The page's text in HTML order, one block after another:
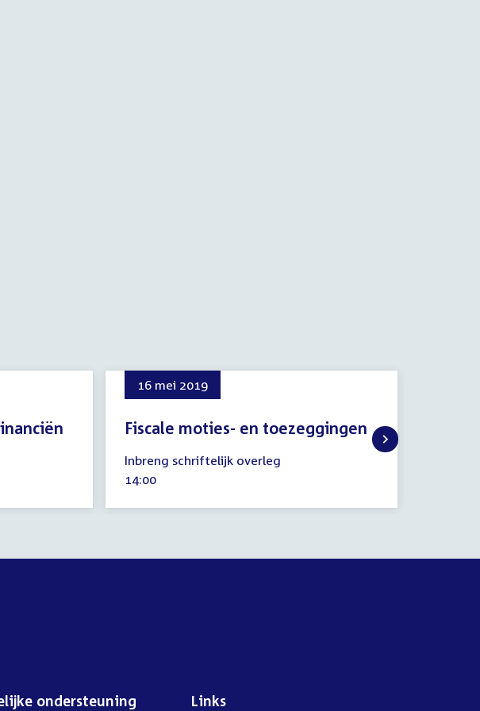
16 mei 2019
Fiscale moties- en toezeggingen
mei
2019
Inbreng schriftelijk overleg
Tijd
14:00
ondersteuning Links